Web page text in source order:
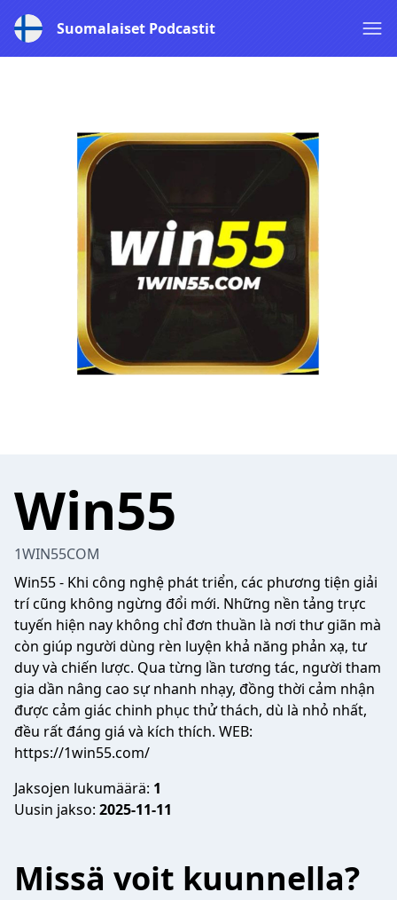
Suomalaiset Podcastit
Win55
1WIN55COM
Win55- Khi công nghệ phát triển, các phương tiện giải
trí cũng không ngừng đổi mới. Những nền tảng trực
tuyến hiện nay không chỉ đơn thuần là nơi thư giãn mà
còn giúp người dùng rèn luyện khả năng phản xạ, tư
duy và chiến lược. Qua từng lần tương tác, người tham
gia dần nâng cao sự nhanh nhạy, đồng thời cảm nhận
được cảm giác chinh phục thử thách, dù là nhỏ nhất,
đều rất đáng giá và kích thích. WEB:
https://1win55.com/
Jaksojen lukumäärä: 1
Uusin jakso: 2025-11-11
Missä voit kuunnella?